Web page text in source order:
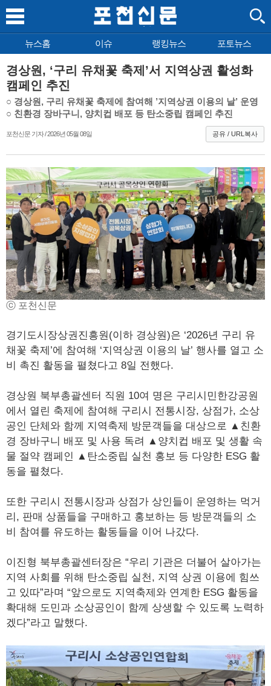
뉴스홈 이슈 랭킹뉴스 포토뉴스
경상원, ‘구리 유채꽃 축제’서 지역상권 활성화
캠페인 추진
○ 경상원, 구리 유채꽃 축제에 참여해 ’지역상권 이용의 날’ 운영
○ 친환경 장바구니, 양치컵 배포 등 탄소중립 캠페인 추진
포천신문 기자 / 2026년 05월 08일 공유 / URL복사
ⓒ 포천신문
경기도시장상권진흥원(이하 경상원)은 ‘2026년 구리 유
채꽃 축제’에 참여해 ‘지역상권 이용의 날’ 행사를 열고 소
비 촉진 활동을 펼쳤다고 8일 전했다.
경상원 북부총괄센터 직원 10여 명은 구리시민한강공원
에서 열린 축제에 참여해 구리시 전통시장, 상점가, 소상
공인 단체와 함께 지역축제 방문객들을 대상으로 ▲친환
경 장바구니 배포 및 사용 독려 ▲양치컵 배포 및 생활 속
물 절약 캠페인 ▲탄소중립 실천 홍보 등 다양한 ESG 활
동을 펼쳤다.
또한 구리시 전통시장과 상점가 상인들이 운영하는 먹거
리, 판매 상품들을 구매하고 홍보하는 등 방문객들의 소
비 참여를 유도하는 활동들을 이어 나갔다.
이진형 북부총괄센터장은 “우리 기관은 더불어 살아가는
지역 사회를 위해 탄소중립 실천, 지역 상권 이용에 힘쓰
고 있따”라며 “앞으로도 지역축제와 연계한 ESG 활동을
확대해 도민과 소상공인이 함께 상생할 수 있도록 노력하
겠다”라고 말했다.